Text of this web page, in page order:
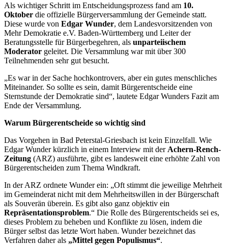
Als wichtiger Schritt im Entscheidungsprozess fand am 10.
Oktober die offizielle Bürgerversammlung der Gemeinde statt.
Diese wurde von Edgar Wunder, dem Landesvorsitzenden von
Mehr Demokratie e.V. Baden-Württemberg und Leiter der
Beratungsstelle für Bürgerbegehren, als unparteiischem
Moderator geleitet. Die Versammlung war mit über 300
Teilnehmenden sehr gut besucht.
„Es war in der Sache hochkontrovers, aber ein gutes menschliches
Miteinander. So sollte es sein, damit Bürgerentscheide eine
Sternstunde der Demokratie sind“, lautete Edgar Wunders Fazit am
Ende der Versammlung.
Warum Bürgerentscheide so wichtig sind
Das Vorgehen in Bad Peterstal-Griesbach ist kein Einzelfall. Wie
Edgar Wunder kürzlich in einem Interview mit der Achern-Rench-
Zeitung (ARZ) ausführte, gibt es landesweit eine erhöhte Zahl von
Bürgerentscheiden zum Thema Windkraft.
In der ARZ ordnete Wunder ein: „Oft stimmt die jeweilige Mehrheit
im Gemeinderat nicht mit dem Mehrheitswillen in der Bürgerschaft
als Souverän überein. Es gibt also ganz objektiv ein
Repräsentationsproblem.“ Die Rolle des Bürgerentscheids sei es,
dieses Problem zu beheben und Konflikte zu lösen, indem die
Bürger selbst das letzte Wort haben. Wunder bezeichnet das
Verfahren daher als „Mittel gegen Populismus“.